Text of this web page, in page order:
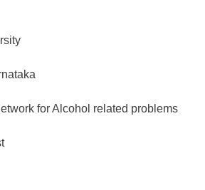
for Alcohol related problems